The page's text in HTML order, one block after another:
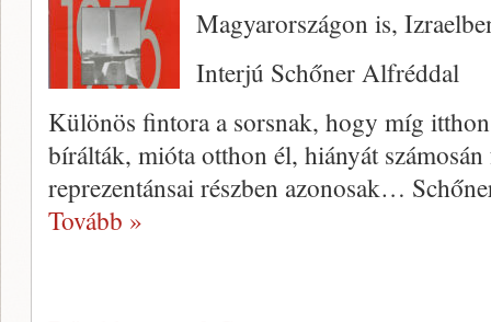
Magyarországon is,
Interjú Schőner Alfréddal
Különös fintora a sorsnak, hogy míg
bírálták, mióta otthon él, hiányát
reprezentánsai részben azonosak…
Tovább »